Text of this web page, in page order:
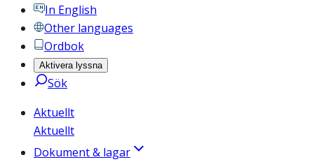
In English
Other languages
Ordbok
Aktivera lyssna
Sök
Aktuellt
Aktuellt
Dokument & lagar